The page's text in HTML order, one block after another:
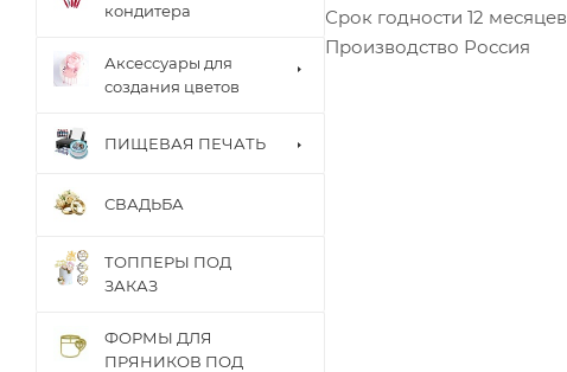
Срок годности 12 месяцев
Производство Россия
кондитера
Аксессуары для
создания цветов
ПИЩЕВАЯ ПЕЧАТЬ
СВАДЬБА
ТОППЕРЫ ПОД
ЗАКАЗ
ФОРМЫ ДЛЯ
ПРЯНИКОВ ПОД